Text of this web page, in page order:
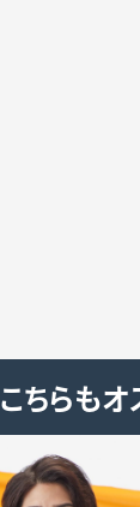
こちらもオ